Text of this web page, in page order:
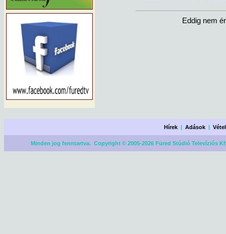
Eddig nem
Hírek |Adások |
Minden jog fenntartva. Copyright © 2005-2026 Füred Stúdió Televíziós